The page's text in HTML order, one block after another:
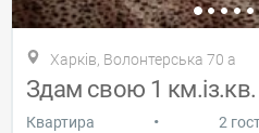
Харків, Волонтерська 70 а
Здам свою 1 км.із.кв.
Квартира • 2